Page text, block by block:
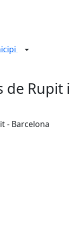
de Rupit i
- Barcelona